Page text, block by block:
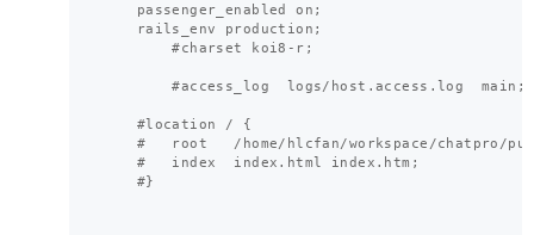
    passenger_enabled on;
    rails_env production;
        #charset koi8-r;
        #access_log  logs/host.access.log  main;
    #location / {
#   root   /home/hlcfan/workspace/chatpro/
    #   index  index.html index.htm;
    #}